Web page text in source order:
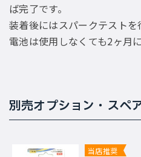
ば完了です。
装着後にはスパークテストを
電池は使用しなくても2ヶ月
別売オプション・スペ
当店推奨